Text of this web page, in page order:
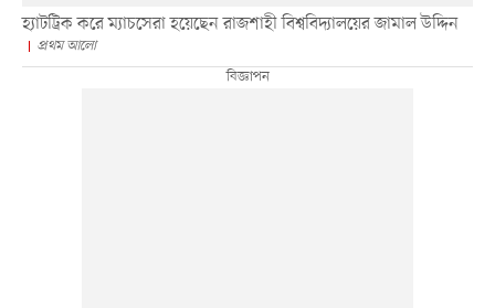
হ্যাটট্রিক করে ম্যাচসেরা হয়েছেন রাজশাহী বিশ্ববিদ্যালয়ের জামাল উদ্দিন
প্রথম আলো